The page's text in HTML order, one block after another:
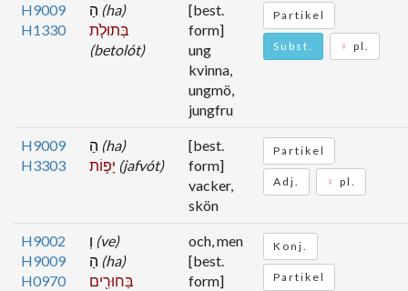
H9009
H1330
(ha)
בְּתוּלֹ֧ת
(betolót)
[best.
form]
ung
kvinna,
ungmö,
jungfru
Partikel
Subst. ♀ pl.
H9009
H3303
(ha)
(jafvót)
[best.
form]
vacker,
skön
Partikel
Adj. ♀ pl.
H9002
H9009
H0970
(ve)
(ha)
בַּחוּרִ֖ים
och, men
[best.
form]
Konj.
Partikel